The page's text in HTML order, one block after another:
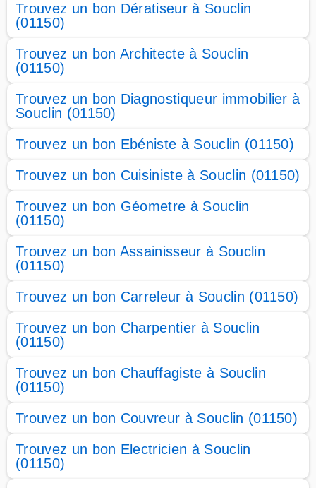
Trouvez un bon Dératiseur à Souclin
(01150)
Trouvez un bon Architecte à Souclin
(01150)
Trouvez un bon Diagnostiqueur immobilier à
Souclin (01150)
Trouvez un bon Ebéniste à Souclin (01150)
Trouvez un bon Cuisiniste à Souclin (01150)
Trouvez un bon Géometre à Souclin
(01150)
Trouvez un bon Assainisseur à Souclin
(01150)
Trouvez un bon Carreleur à Souclin (01150)
Trouvez un bon Charpentier à Souclin
(01150)
Trouvez un bon Chauffagiste à Souclin
(01150)
Trouvez un bon Couvreur à Souclin (01150)
Trouvez un bon Electricien à Souclin
(01150)